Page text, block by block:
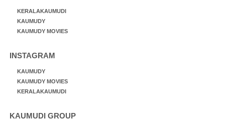
KERALAKAUMUDI
KAUMUDY
KAUMUDY MOVIES
INSTAGRAM
KAUMUDY
KAUMUDY MOVIES
KERALAKAUMUDI
KAUMUDI GROUP